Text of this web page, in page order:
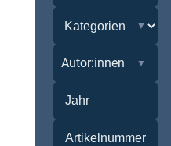
Autor:innen